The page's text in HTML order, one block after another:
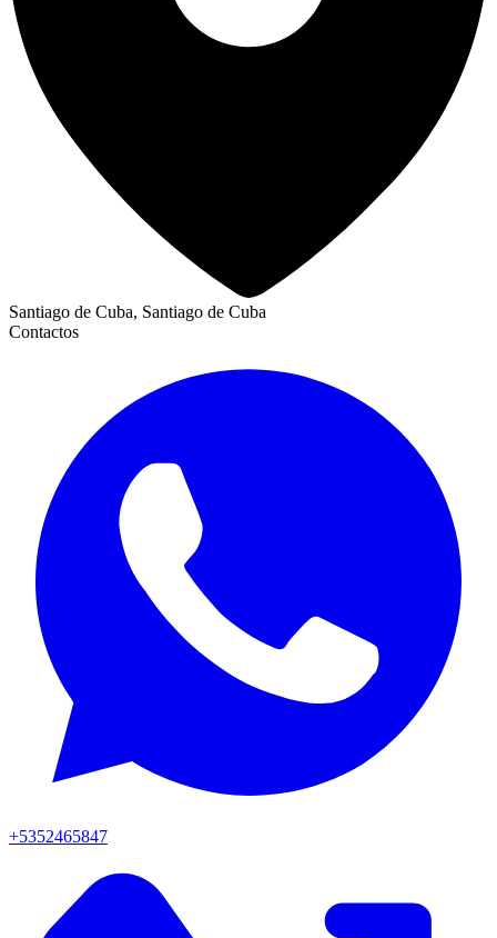
Santiago de Cuba, Santiago de Cuba
Contactos
+5352465847